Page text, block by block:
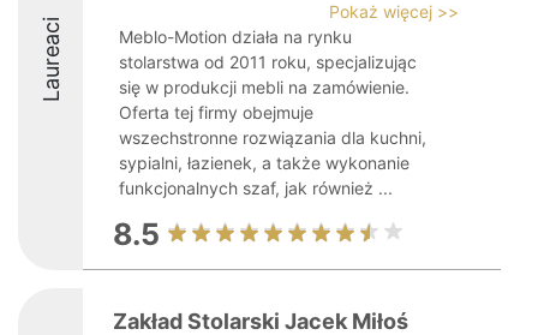
Laureaci
Pokaż więcej >>
Meblo-Motion działa na rynku
stolarstwa od 2011 roku, specjalizując
się w produkcji mebli na zamówienie.
Oferta tej firmy obejmuje
wszechstronne rozwiązania dla kuchni,
sypialni, łazienek, a także wykonanie
funkcjonalnych szaf, jak również ...
8.5
Zakład Stolarski Jacek Miłoś